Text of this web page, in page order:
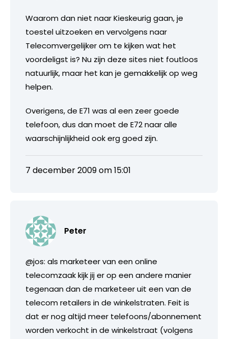
Waarom dan niet naar Kieskeurig gaan, je
toestel uitzoeken en vervolgens naar
Telecomvergelijker om te kijken wat het
voordeligst is? Nu zijn deze sites niet foutloos
natuurlijk, maar het kan je gemakkelijk op weg
helpen.
Overigens, de E71 was al een zeer goede
telefoon, dus dan moet de E72 naar alle
waarschijnlijkheid ook erg goed zijn.
7 december 2009 om 15:01
Peter
@jos: als marketeer van een online
telecomzaak kijk jij er op een andere manier
tegenaan dan de marketeer uit een van de
telecom retailers in de winkelstraten. Feit is
dat er nog altijd meer telefoons/abonnement
worden verkocht in de winkelstraat (volgens